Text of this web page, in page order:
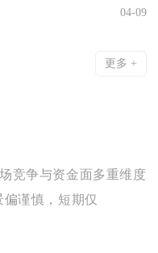
04-09
更多 +
竞争与资金面多重维度
谨慎，短期仅